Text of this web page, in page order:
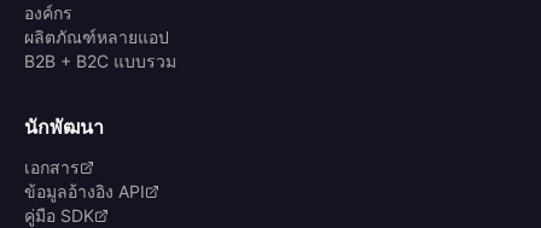
องค์กร
ผลิตภัณฑ์หลายแอป
B2B + B2C แบบรวม
นักพัฒนา
เอกสาร
ข้อมูลอ้างอิง API
คู่มือ SDK